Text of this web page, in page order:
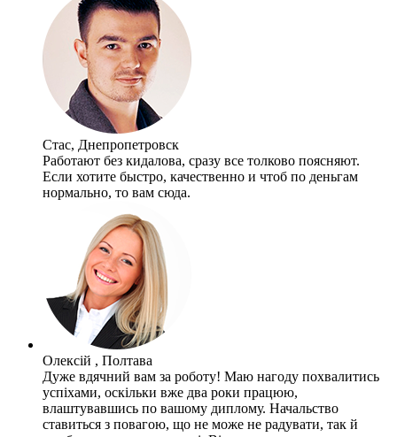
Стас, Днепропетровск
Работают без кидалова, сразу все толково поясняют.
Если хотите быстро, качественно и чтоб по деньгам
нормально, то вам сюда.
Олексій , Полтава
Дуже вдячний вам за роботу! Маю нагоду похвалитись
успіхами, оскільки вже два роки працюю,
влаштувавшись по вашому диплому. Начальство
ставиться з повагою, що не може не радувати, так й